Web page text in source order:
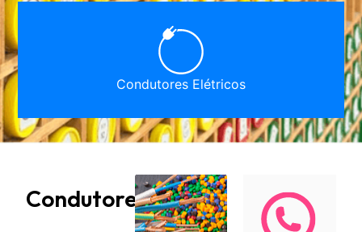
Condutores Elétricos
Condutores